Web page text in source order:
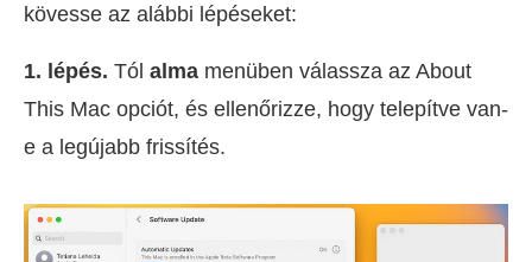
kövesse az alábbi lépéseket:
1. lépés. Tól alma menüben válassza az About
This Mac opciót, és ellenőrizze, hogy telepítve van-
e a legújabb frissítés.